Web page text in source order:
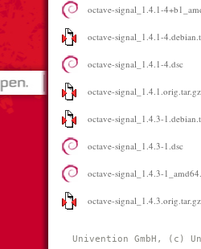
octave-signal_1.4.1-
octave-signal_1.4.1-
octave-signal_1.4.1-4.dsc
octave-signal_1.4.1.orig.tar.gz
octave-signal_1.4.3-
octave-signal_1.4.3-1.dsc
octave-signal_1.4.3-
octave-signal_1.4.3.orig.tar.gz
Univention GmbH, (c)